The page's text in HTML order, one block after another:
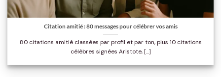
Citation amitié : 80 messages pour célébrer vos amis
80 citations amitié classées par profil et par ton, plus 10 citations
célèbres signées Aristote, [...]